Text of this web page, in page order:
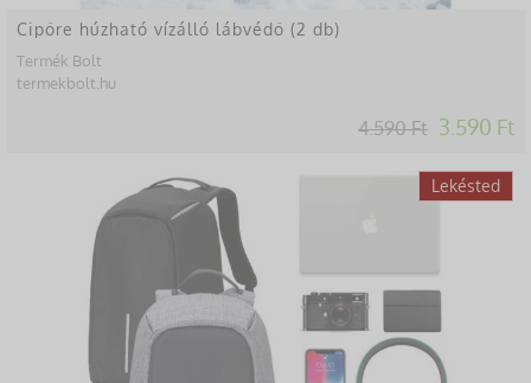
Cipőre húzható vízálló lábvédő (2 db)
Termék Bolt
termekbolt.hu
4.590 Ft 3.590 Ft
Lekésted